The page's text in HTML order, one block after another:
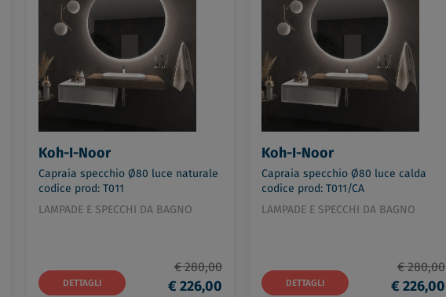
Koh-I-Noor
Capraia specchio Ø80 luce naturale
codice prod: T011
LAMPADE E SPECCHI DA BAGNO
DETTAGLI
€ 280,00
€ 226,00
Koh-I-Noor
Capraia specchio Ø80 luce calda
codice prod: T011/CA
LAMPADE E SPECCHI DA BAGNO
DETTAGLI
€ 280,00
€ 226,00